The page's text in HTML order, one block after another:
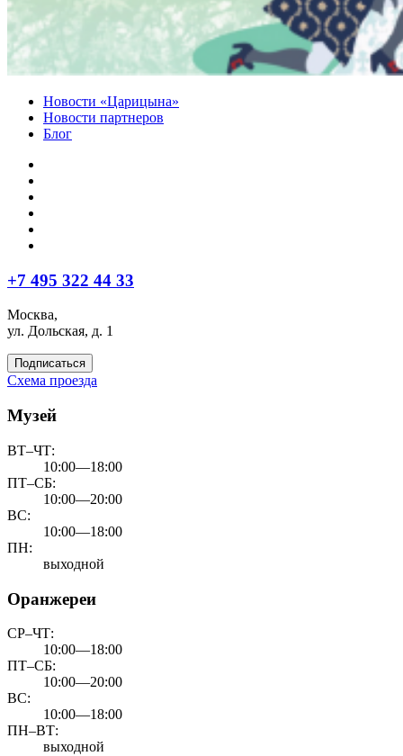
Новости «Царицына»
Новости партнеров
Блог
+7 495 322 44 33
Москва,
ул. Дольская, д. 1
Подписаться
Схема проезда
Музей
ВТ–ЧТ:
10:00—18:00
ПТ–СБ:
10:00—20:00
ВС:
10:00—18:00
ПН:
выходной
Оранжереи
СР–ЧТ:
10:00—18:00
ПТ–СБ:
10:00—20:00
ВС:
10:00—18:00
ПН–ВТ:
выходной